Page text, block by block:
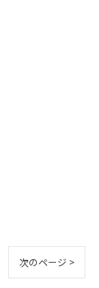
次のページ >